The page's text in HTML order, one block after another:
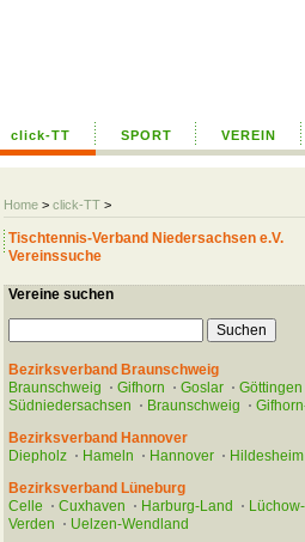
click-TT SPORT VEREIN
Home > click-TT >
Tischtennis-Verband Niedersachsen e.V.
Vereinssuche
Vereine suchen
Bezirksverband Braunschweig
Braunschweig
Gifhorn Goslar
Göttingen
Südniedersachsen
Braunschweig
Bezirksverband Hannover
Diepholz
Hameln Hannover
Hildesheim
Bezirksverband Lüneburg
Celle
Cuxhaven Harburg-Land
Verden
Uelzen-Wendland